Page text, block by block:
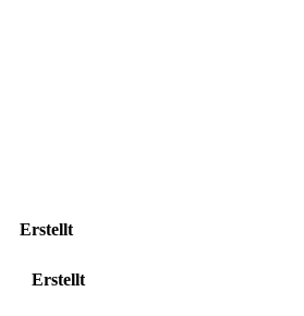
Erstellt
Erstellt